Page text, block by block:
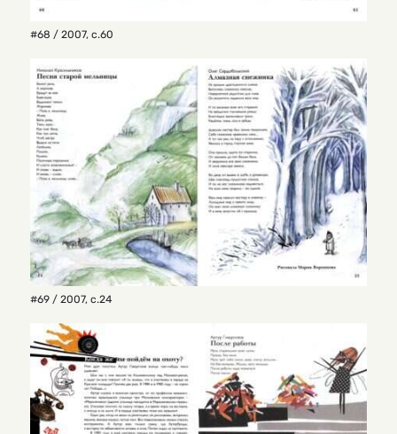
#68 / 2007, с.60
#69 / 2007, с.24